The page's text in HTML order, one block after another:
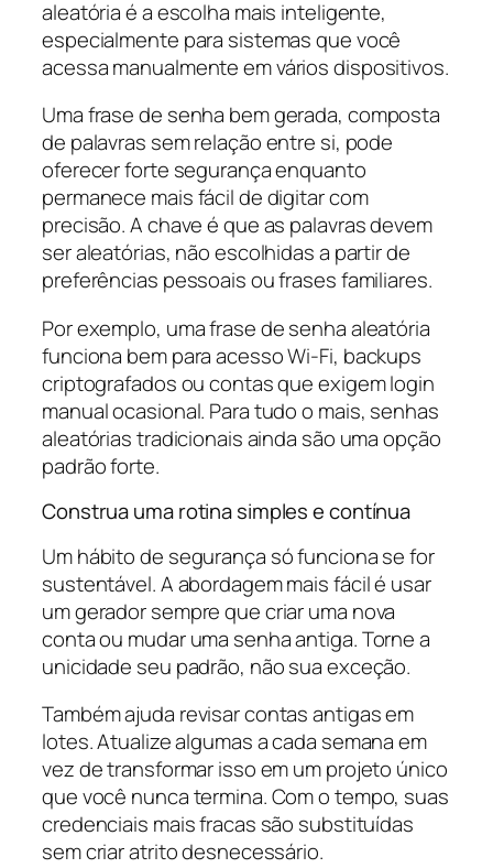
aleatória é a escolha mais inteligente,
especialmente para sistemas que você
acessa manualmente em vários dispositivos.
Uma frase de senha bem gerada, composta
de palavras sem relação entre si, pode
oferecer forte segurança enquanto
permanece mais fácil de digitar com
precisão. A chave é que as palavras devem
ser aleatórias, não escolhidas a partir de
preferências pessoais ou frases familiares.
Por exemplo, uma frase de senha aleatória
funciona bem para acesso Wi-Fi, backups
criptografados ou contas que exigem login
manual ocasional. Para tudo o mais, senhas
aleatórias tradicionais ainda são uma opção
padrão forte.
Construa uma rotina simples e contínua
Um hábito de segurança só funciona se for
sustentável. A abordagem mais fácil é usar
um gerador sempre que criar uma nova
conta ou mudar uma senha antiga. Torne a
unicidade seu padrão, não sua exceção.
Também ajuda revisar contas antigas em
lotes. Atualize algumas a cada semana em
vez de transformar isso em um projeto único
que você nunca termina. Com o tempo, suas
credenciais mais fracas são substituídas
sem criar atrito desnecessário.